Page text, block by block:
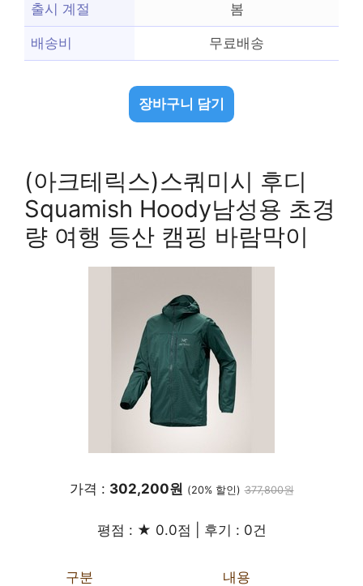
출시 계절 봄
배송비 무료배송
장바구니 담기
(아크테릭스)스쿼미시 후디
Squamish Hoody남성용 초경
량 여행 등산 캠핑 바람막이
가격 : 302,200원 (20% 할인) 377,800원
평점 : ★ 0.0점 | 후기 : 0건
구분 내용